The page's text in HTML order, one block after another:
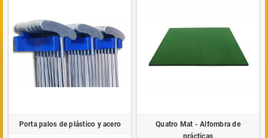
Porta palos de plástico y acero
Quatro Mat - Alfombra de
prácticas